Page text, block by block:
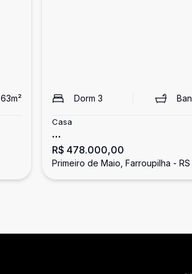
63m² Dorm 3 Ban
Casa
...
R$ 478.000,00
Primeiro de Maio, Farroupilha - RS